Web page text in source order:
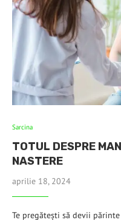
Sarcina
TOTUL DESPRE
NASTERE
aprilie 18, 2024
Te pregătești să devii